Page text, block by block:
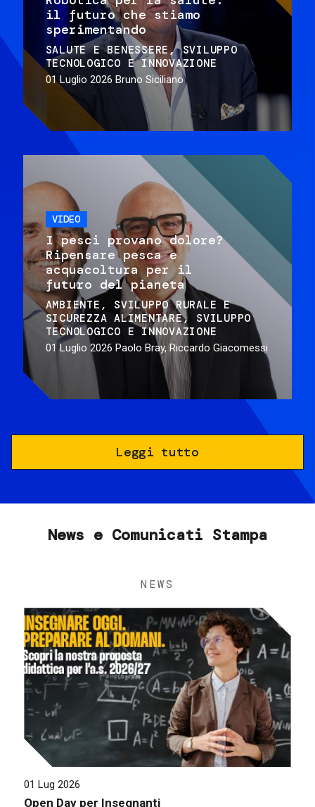
il futuro che stiamo
sperimentando
SALUTE E BENESSERE
SVILUPPO
TECNOLOGICO E INNOVAZIONE
01 Luglio 2026 Bruno Siciliano
VIDEO
I pesci provano dolore?
Ripensare pesca e
acquacoltura per il
futuro del pianeta
AMBIENTE
SVILUPPO RURALE E
SICUREZZA ALIMENTARE
SVILUPPO
TECNOLOGICO E INNOVAZIONE
01 Luglio 2026 Paolo Bray, Riccardo Giacomessi
Leggi tutto
News e Comunicati Stampa
NEWS
01 Lug 2026
Open Day per Insegnanti